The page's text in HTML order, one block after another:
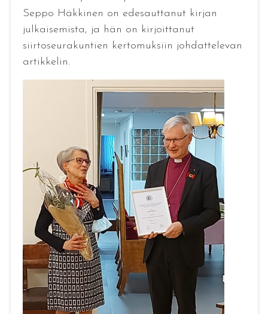
Seppo Häkkinen on edesauttanut kirjan
julkaisemista, ja hän on kirjoittanut
siirtoseurakuntien kertomuksiin johdattelevan
artikkelin.